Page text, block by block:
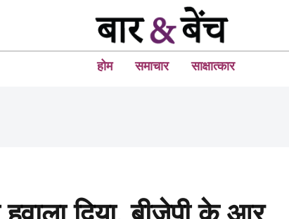
होम समाचार साक्षात्कार